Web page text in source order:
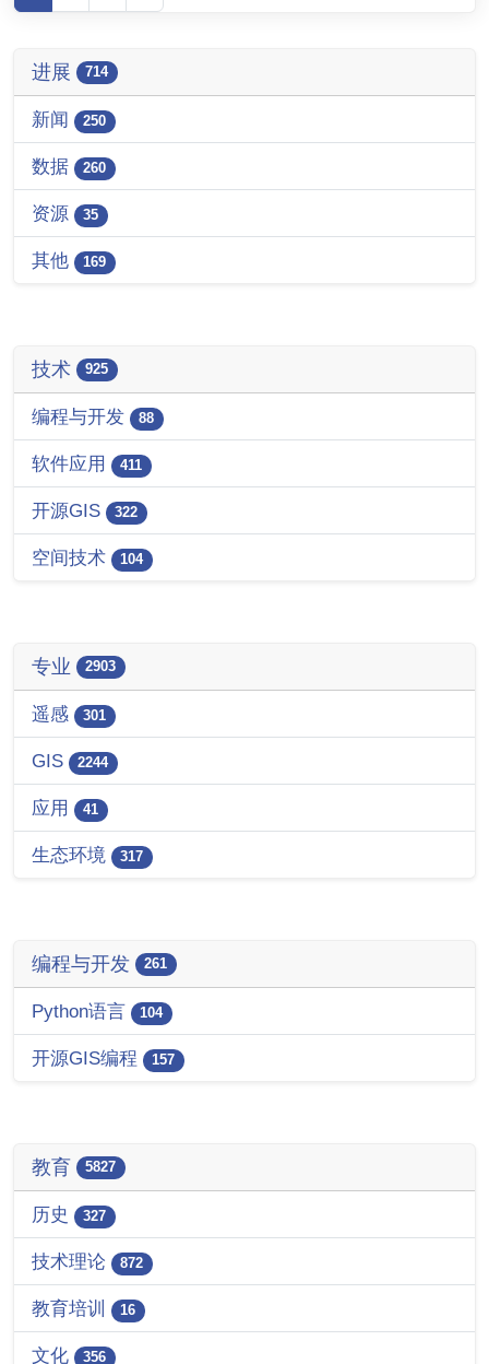
进展 714
新闻 250
数据 260
资源 35
其他 169
技术 925
编程与开发 88
软件应用 411
开源GIS 322
空间技术 104
专业 2903
遥感 301
GIS 2244
应用 41
生态环境 317
编程与开发 261
Python语言 104
开源GIS编程 157
教育 5827
历史 327
技术理论 872
教育培训 16
文化 356